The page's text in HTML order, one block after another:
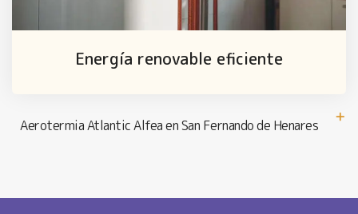
Energía renovable eficiente
Aerotermia Atlantic Alfea en San Fernando de Henares